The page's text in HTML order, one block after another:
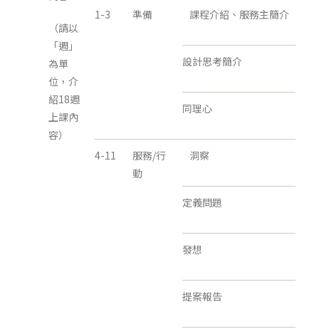
（請以
「週」
為單
位，介
紹18週
上課內
容）
1-3 準備 課程介紹、服務主簡介
設計思考簡介
同理心
4-11
服務/行
動
洞察
定義問題
發想
提案報告